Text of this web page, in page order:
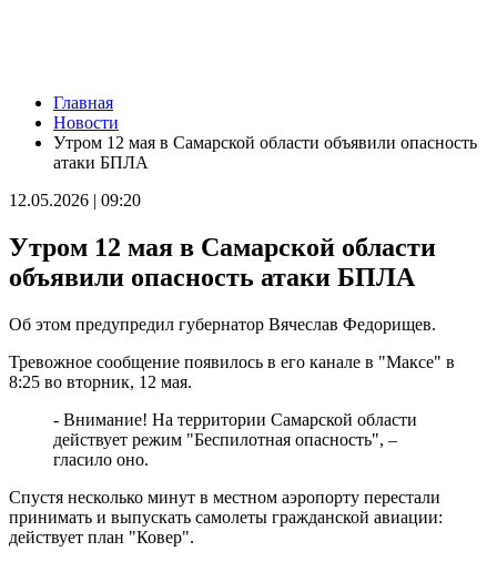
Нападающий КС рассказал об игре команды с новым
тренером
09.08.2026 | 15:05
Вратарь Гудиев рассказал о тактике "Акрона" на матч с
09.08.2026 | 14:25
ребенка
09.08.2026 | 14:16
В России могут отменить ЕГЭ с 2027 года
На Самарскую область 9 августа обрушатся гроза, ливень и
09.08.2026 | 12:12
В Самаре открыли обновленный стадион филиала ЦСКА
В самарском парке Гагарина отметили День физкультурника
09.08.2026 | 11:41
В похвистневском парке "Юбилейный" появилась новая
09.08.2026 | 11:31
Самарца отправили в колонию за похищение телефона и
денег с карты
Главная
Новости
Утром 12 мая в Самарской области объявили опасность
атаки БПЛА
12.05.2026 | 09:20
Утром 12 мая в Самарской области
объявили опасность атаки БПЛА
Об этом предупредил губернатор Вячеслав Федорищев.
Тревожное сообщение появилось в его канале в "Максе" в
8:25 во вторник, 12 мая.
- Внимание! На территории Самарской области
действует режим "Беспилотная опасность", –
гласило оно.
Спустя несколько минут в местном аэропорту перестали
принимать и выпускать самолеты гражданской авиации:
действует план "Ковер".